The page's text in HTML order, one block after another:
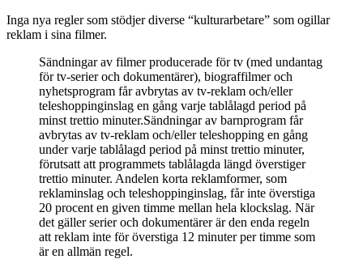
Inga nya regler som stödjer diverse “kulturarbetare” som ogillar
reklam i sina filmer.
Sändningar av filmer producerade för tv (med undantag
för tv-serier och dokumentärer), biograffilmer och
nyhetsprogram får avbrytas av tv-reklam och/eller
teleshoppinginslag en gång varje tablålagd period på
minst trettio minuter.Sändningar av barnprogram får
avbrytas av tv-reklam och/eller teleshopping en gång
under varje tablålagd period på minst trettio minuter,
förutsatt att programmets tablålagda längd överstiger
trettio minuter. Andelen korta reklamformer, som
reklaminslag och teleshoppinginslag, får inte överstiga
20 procent en given timme mellan hela klockslag. När
det gäller serier och dokumentärer är den enda regeln
att reklam inte för överstiga 12 minuter per timme som
är en allmän regel.